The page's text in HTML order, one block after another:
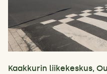
Kaakkurin liikekeskus,